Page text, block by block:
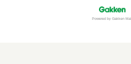
Powered by Gakken Mall